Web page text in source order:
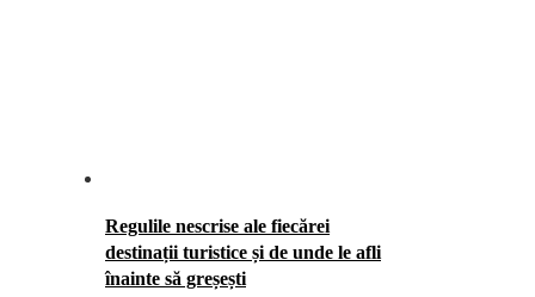
Regulile nescrise ale fiecărei
destinații turistice și de unde le afli
înainte să greșești